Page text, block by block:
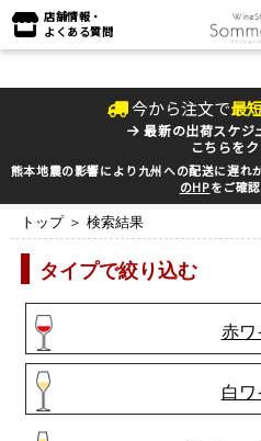
店舗情報・
よくある質問
今から注文で最
最新の出荷スケジ
こちらを
熊本地震の影響により九州への配送に遅れ
のHPをご確
トップ ＞ 検索結果
タイプで絞り込む
赤ワ
白ワ